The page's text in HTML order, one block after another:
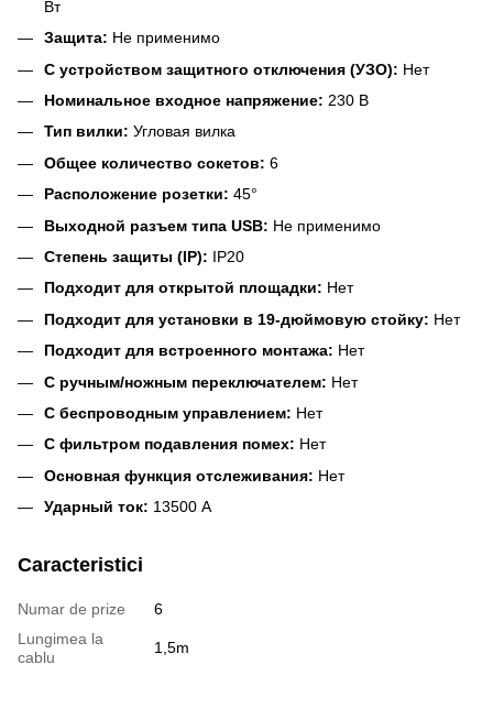
Вт
Защита: Не применимо
С устройством защитного отключения (УЗО): Нет
Номинальное входное напряжение: 230 В
Тип вилки: Угловая вилка
Общее количество сокетов: 6
Расположение розетки: 45°
Выходной разъем типа USB: Не применимо
Степень защиты (IP): IP20
Подходит для открытой площадки: Нет
Подходит для установки в 19-дюймовую стойку: Нет
Подходит для встроенного монтажа: Нет
С ручным/ножным переключателем: Нет
С беспроводным управлением: Нет
С фильтром подавления помех: Нет
Основная функция отслеживания: Нет
Ударный ток: 13500 А
Caracteristici
Numar de prize
6
Lungimea la
cablu
1,5m